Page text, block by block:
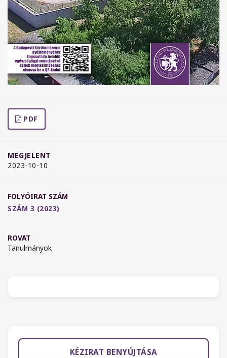
PDF
MEGJELENT
2023-10-10
FOLYÓIRAT SZÁM
SZÁM 3 (2023)
ROVAT
Tanulmányok
KÉZIRAT BENYÚJTÁSA